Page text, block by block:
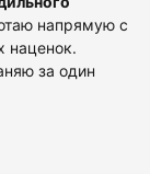
напрямую с
наценок.
за один